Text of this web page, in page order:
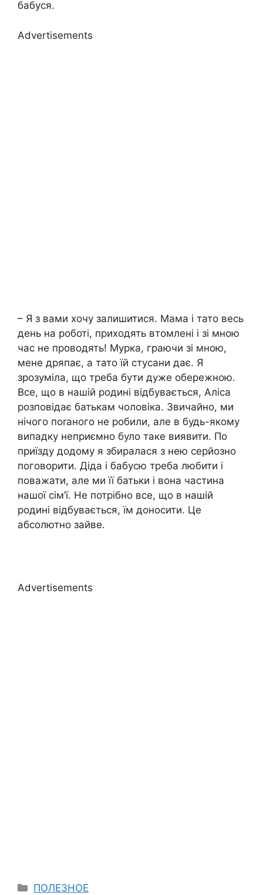
бабуся.
Advertisements
– Я з вами хочу залишитися. Мама і тато весь
день на роботі, приходять втомлені і зі мною
час не проводять! Мурка, граючи зі мною,
мене дряпає, а тато їй стусани дає. Я
зрозуміла, що треба бути дуже обережною.
Все, що в нашій родині відбувається, Аліса
розповідає батькам чоловіка. Звичайно, ми
нічого поrаного не робили, але в будь-якому
випадку неприємно було таке виявити. По
приїзду додому я збиралася з нею серйозно
поговорити. Діда і бабусю треба любити і
поважати, але ми її батьки і вона частина
нашої сім’ї. Не потрібно все, що в нашій
родині відбувається, їм доносити. Це
абсолютно зайве.
Advertisements
Categories
ПОЛЕЗНОЕ